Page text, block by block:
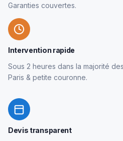
Garanties couvertes.
Intervention rapide
Sous 2 heures dans la majorité
Paris & petite couronne.
Devis transparent